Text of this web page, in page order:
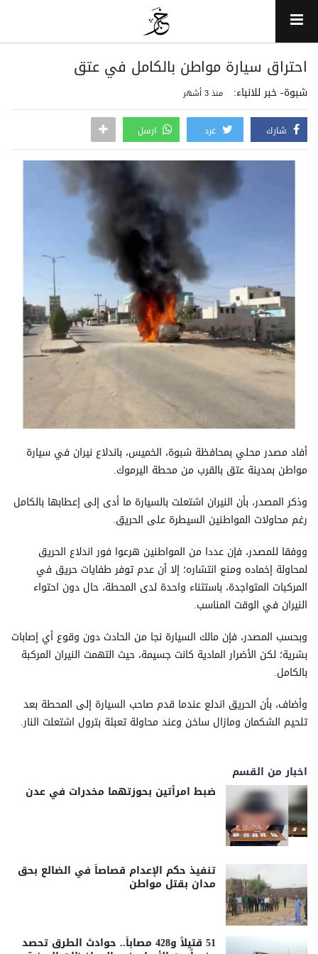
احتراق سيارة مواطن بالكامل في عتق
شبوة- خبر للانباء: منذ 3 أشهر
شارك غرد ارسل
أفاد مصدر محلي بمحافظة شبوة، الخميس، باندلاع نيران في سيارة
مواطن بمدينة عتق بالقرب من محطة اليرموك.
وذكر المصدر، بأن النيران اشتعلت بالسيارة ما أدى إلى إعطابها بالكامل
رغم محاولات المواطنين السيطرة على الحريق.
ووفقا للمصدر، فإن عددا من المواطنين هرعوا فور اندلاع الحريق
لمحاولة إخماده ومنع انتشاره؛ إلا أن عدم توفر طفايات حريق في
المركبات المتواجدة، باستثناء واحدة لدى المحطة، حال دون احتواء
النيران في الوقت المناسب.
وبحسب المصدر، فإن مالك السيارة نجا من الحادث دون وقوع أي إصابات
بشرية؛ لكن الأضرار المادية كانت جسيمة، حيث التهمت النيران المركبة
بالكامل.
وأضاف، بأن الحريق اندلع عندما قدم صاحب السيارة إلى المحطة بعد
تلحيم الشكمان ومازال ساخن وعند محاولة تعبئة بترول اشتعلت النار.
اخبار من القسم
ضبط امرأتين بحوزتهما مخدرات في عدن
تنفيذ حكم الإعدام قصاصاً في الضالع بحق
مدان بقتل مواطن
51 قتيلاً و428 مصاباً.. حوادث الطرق تحصد